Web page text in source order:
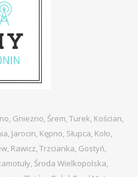
Gniezno, Śrem, Turek, Kościan,
Jarocin, Kępno, Słupca, Koło,
Rawicz, Trzcianka, Gostyń,
Środa Wielkopolska,